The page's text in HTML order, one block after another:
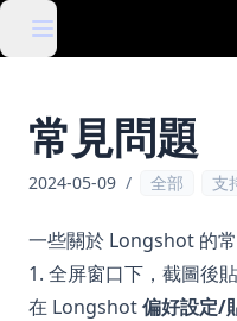
常見問題
2024-05-09 / 全部 支
一些關於 Longshot 的
1. 全屏窗口下，截圖後
在 Longshot偏好設定/